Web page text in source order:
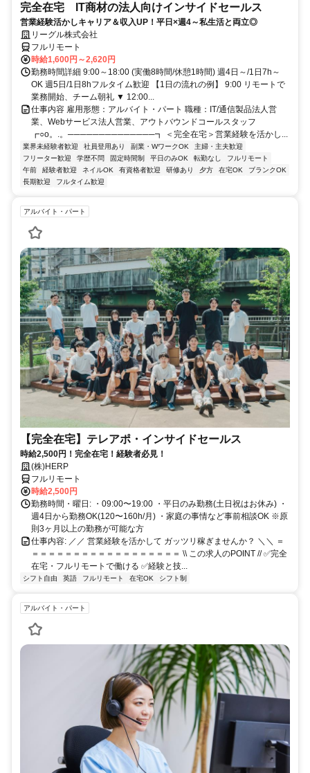
完全在宅 IT商材の法人向けインサイドセールス
営業経験活かしキャリア＆収入UP！平日×週4～私生活と両立◎
リーグル株式会社
フルリモート
時給1,600円～2,620円
勤務時間詳細 9:00～18:00 (実働8時間/休憩1時間) 週4日～/1日7h～
OK 週5日/1日8hフルタイム歓迎 【1日の流れの例】 9:00 リモートで
業務開始、チーム朝礼 ▼ 12:00...
仕事内容 雇用形態：アルバイト・パート 職種：IT/通信製品法人営
業、Webサービス法人営業、アウトバウンドコールスタッフ
┏○o。.。──────────────┓ ＜完全在宅＞営業経験を活かし...
業界未経験者歓迎 社員登用あり 副業・WワークOK
主婦・主夫歓迎
フリーター歓迎
学歴不問 固定時間制 平日のみOK 転勤なし
フルリモート
午前
経験者歓迎 ネイルOK 有資格者歓迎 研修あり 夕方 在宅OK
ブランクOK
長期歓迎
フルタイム歓迎
アルバイト・パート
【完全在宅】テレアポ・インサイドセールス
時給2,500円！完全在宅！経験者必見！
(株)HERP
フルリモート
時給2,500円
勤務時間・曜日: ・09:00〜19:00 ・平日のみ勤務(土日祝はお休み) ・
週4日から勤務OK(120〜160h/月) ・家庭の事情など事前相談OK ※原
則3ヶ月以上の勤務が可能な方
仕事内容: ／／ 営業経験を活かして ガッツリ稼ぎませんか？ ＼＼ ＝
＝＝＝＝＝＝＝＝＝＝＝＝＝＝＝＝＝＝ \\ この求人のPOINT // ✅完全
在宅・フルリモートで働ける ✅経験と技...
シフト自由 英語 フルリモート 在宅OK シフト制
アルバイト・パート